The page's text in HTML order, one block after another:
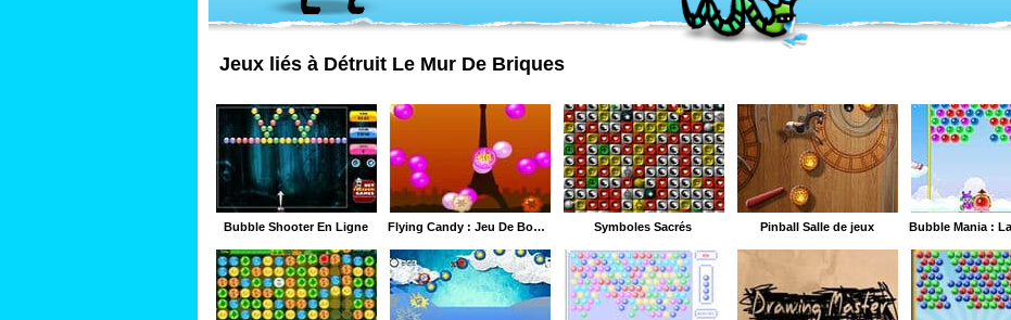
Jeux liés à Détruit Le Mur De Briques
Bubble Shooter En Ligne Flying Candy : Jeu De Bonbon Symboles Sacrés Pinball Salle de jeux